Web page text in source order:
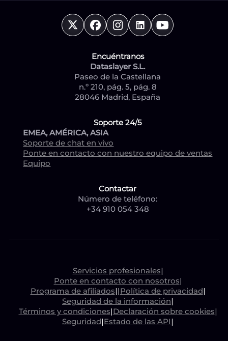
Encuéntranos
Dataslayer S.L.
Paseo de la Castellana
n.º 210, pág. 5, pág. 8
28046 Madrid, España
Soporte 24/5
EMEA, AMÉRICA, ASIA
Soporte de chat en vivo
Ponte en contacto con nuestro equipo de ventas
Equipo
Contactar
Número de teléfono:
+34 910 054 348
Servicios profesionales|
Ponte en contacto con nosotros|
Programa de afiliados||Política de privacidad|
Seguridad de la información|
Términos y condiciones|Declaración sobre cookies|
Seguridad|Estado de las API|